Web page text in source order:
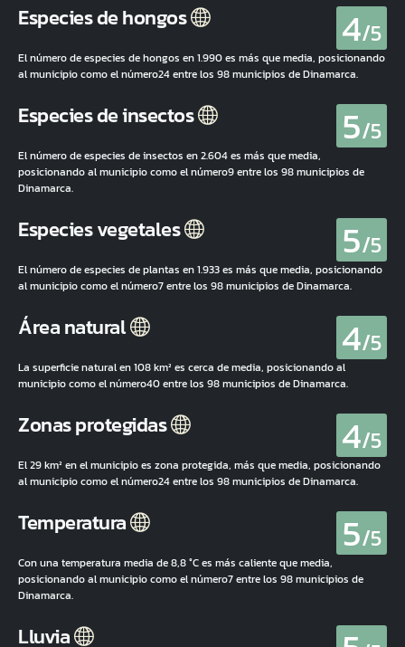
Especies de hongos 4/5
El número de especies de hongos en 1.990 es más que media, posicionando
al municipio como el número24 entre los 98 municipios de Dinamarca.
Especies de insectos 5/5
El número de especies de insectos en 2.604 es más que media,
posicionando al municipio como el número9 entre los 98 municipios de
Dinamarca.
Especies vegetales 5/5
El número de especies de plantas en 1.933 es más que media, posicionando
al municipio como el número7 entre los 98 municipios de Dinamarca.
Área natural 4/5
La superficie natural en 108 km² es cerca de media, posicionando al
municipio como el número40 entre los 98 municipios de Dinamarca.
Zonas protegidas 4/5
El 29 km² en el municipio es zona protegida, más que media, posicionando
al municipio como el número24 entre los 98 municipios de Dinamarca.
Temperatura 5/5
Con una temperatura media de 8,8 °C es más caliente que media,
posicionando al municipio como el número7 entre los 98 municipios de
Dinamarca.
Lluvia